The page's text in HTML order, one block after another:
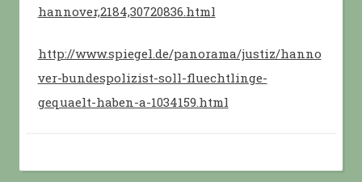
hannover,2184,30720836.html
http://www.spiegel.de/panorama/justiz/hanno
ver-bundespolizist-soll-fluechtlinge-
gequaelt-haben-a-1034159.html